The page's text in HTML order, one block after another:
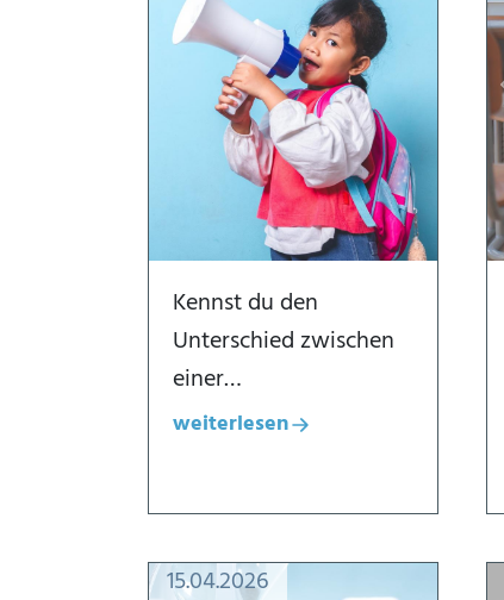
Kennst du den
Unterschied zwischen
einer…
weiterlesen
Dialogfenster öffnen
15.04.2026